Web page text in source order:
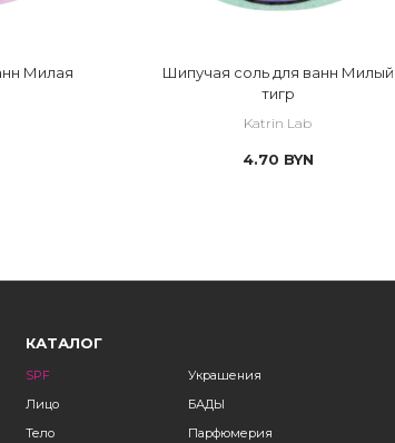
Милая
Шипучая соль для ванн Милый
тигр
Katrin Lab
4.70 BYN
КАТАЛОГ
SPF
Лицо
Тело
Украшения
БАДЫ
Парфюмерия